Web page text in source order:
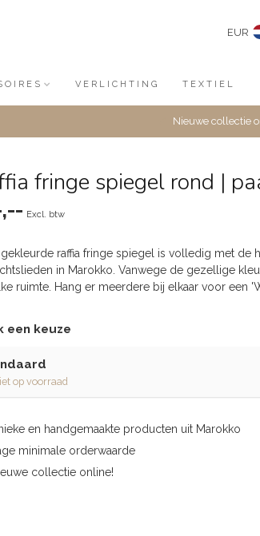
EUR
VERLICHTING TEXTIEL
Nieuwe collectie
fringe spiegel rond |
Excl. btw
gekleurde raffia fringe spiegel is volledig met de
in Marokko. Vanwege de gezellige
ruimte. Hang er meerdere bij elkaar voor een
een keuze
op voorraad
en handgemaakte producten uit Marokko
minimale orderwaarde
collectie online!